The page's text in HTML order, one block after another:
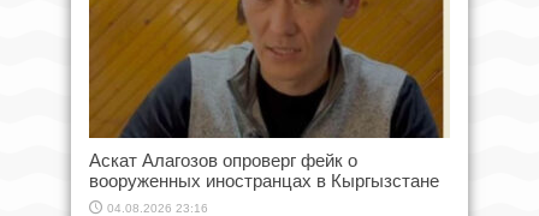
Аскат Алагозов опроверг фейк о
вооруженных иностранцах в Кыргызстане
04.08.2026 23:16